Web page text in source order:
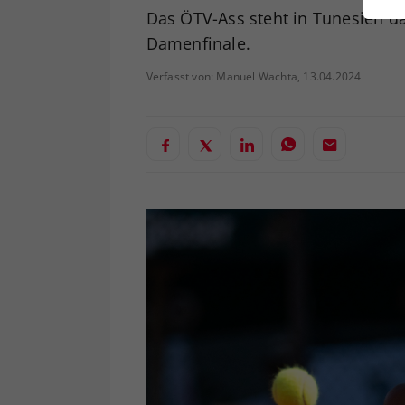
Das ÖTV-Ass steht in Tunesien
Damenfinale.
Verfasst von: Manuel Wachta, 13.04.2024